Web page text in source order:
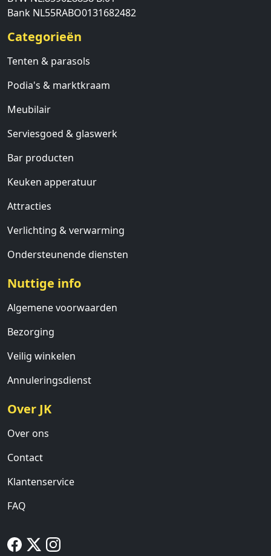
Bank NL55RABO0131682482
Categorieën
Tenten & parasols
Podia's & marktkraam
Meubilair
Serviesgoed & glaswerk
Bar producten
Keuken apperatuur
Attracties
Verlichting & verwarming
Ondersteunende diensten
Nuttige info
Algemene voorwaarden
Bezorging
Veilig winkelen
Annuleringsdienst
Over JK
Over ons
Contact
Klantenservice
FAQ